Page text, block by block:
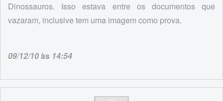
Dinossauros. Isso estava entre os documentos que
vazaram, inclusive tem uma imagem como prova.
09/12/10às 14:54